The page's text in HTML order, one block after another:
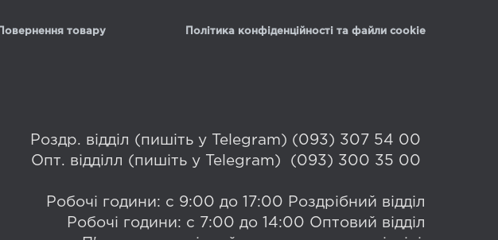
Повернення товару Політика конфіденційності та файли cookie
Роздр. відділ (пишіть у Telegram) (093) 307 54 00
Опт. відділл (пишіть у Telegram) (093) 300 35 00
Робочі години: с 9:00 до 17:00 Роздрібний відділ
Робочі години: с 7:00 до 14:00 Оптовий відділ